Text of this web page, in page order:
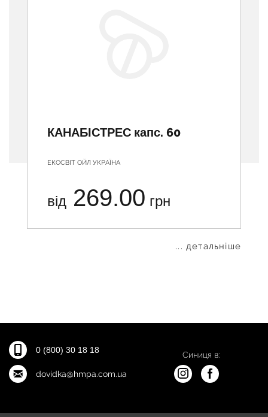
КАНАБІСТРЕС капс. 60
ЕКОСВІТ ОЙЛ УКРАЇНА
від 269.00 грн
... детальніше
0 (800) 30 18 18
dovidka@hmpa.com.ua
Синиця в: